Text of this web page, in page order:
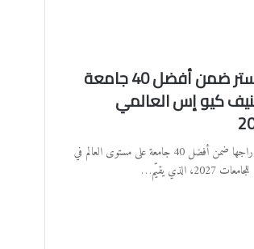
جامعة مانشستر ضمن أفضل 40 جامعة
كيو إس العالمي
أعلنت جامعة مانشستر إدراجها ضمن أفضل 40 جامعة على مستوى العالم في
الذي يقيّم…